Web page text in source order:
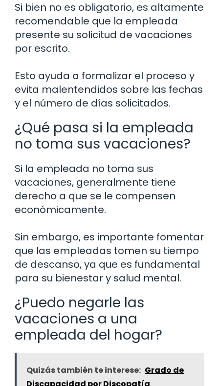
Si bien no es obligatorio, es altamente
recomendable que la empleada
presente su solicitud de vacaciones
por escrito.
Esto ayuda a formalizar el proceso y
evita malentendidos sobre las fechas
y el número de días solicitados.
¿Qué pasa si la empleada
no toma sus vacaciones?
Si la empleada no toma sus
vacaciones, generalmente tiene
derecho a que se le compensen
económicamente.
Sin embargo, es importante fomentar
que las empleadas tomen su tiempo
de descanso, ya que es fundamental
para su bienestar y salud mental.
¿Puedo negarle las
vacaciones a una
empleada del hogar?
Quizás también te interese: Grado de